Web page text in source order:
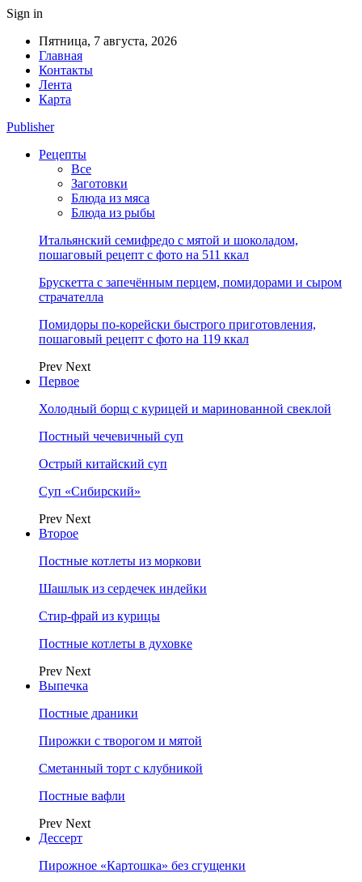
Sign in
Пятница, 7 августа, 2026
Главная
Контакты
Лента
Карта
Publisher
Рецепты
Все
Заготовки
Блюда из мяса
Блюда из рыбы
Итальянский семифредо с мятой и шоколадом,
пошаговый рецепт с фото на 511 ккал
Брускетта с запечённым перцем, помидорами и сыром
страчателла
Помидоры по-корейски быстрого приготовления,
пошаговый рецепт с фото на 119 ккал
Prev Next
Первое
Холодный борщ с курицей и маринованной свеклой
Постный чечевичный суп
Острый китайский суп
Суп «Сибирский»
Prev Next
Второе
Постные котлеты из моркови
Шашлык из сердечек индейки
Стир-фрай из курицы
Постные котлеты в духовке
Prev Next
Выпечка
Постные драники
Пирожки с творогом и мятой
Сметанный торт с клубникой
Постные вафли
Prev Next
Дессерт
Пирожное «Картошка» без сгущенки